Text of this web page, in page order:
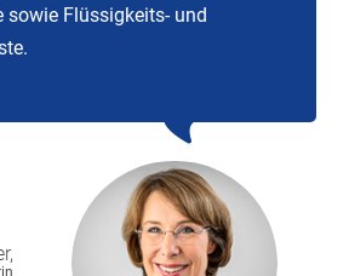
sowie Flüssigkeits- und